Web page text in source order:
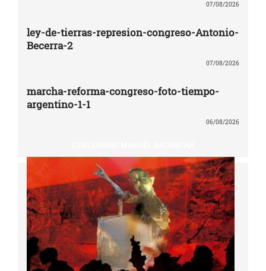
07/08/2026
ley-de-tierras-represion-congreso-Antonio-
Becerra-2
07/08/2026
marcha-reforma-congreso-foto-tiempo-
argentino-1-1
06/08/2026